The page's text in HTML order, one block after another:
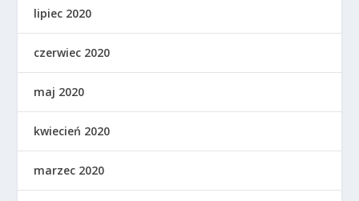
lipiec 2020
czerwiec 2020
maj 2020
kwiecień 2020
marzec 2020